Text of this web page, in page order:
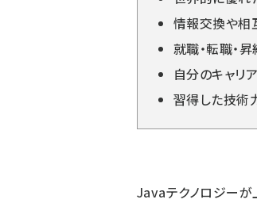
情報交換や相
就職・転職・
自分のキャリ
習得した技術
Javaテクノロジーが